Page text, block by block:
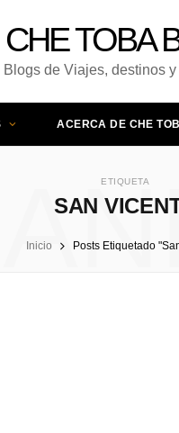
CHE TOBA
Blogs de Viajes, destinos
ACERCA DE CHE
ETIQUETA
SAN
Inicio Posts Etiquetado